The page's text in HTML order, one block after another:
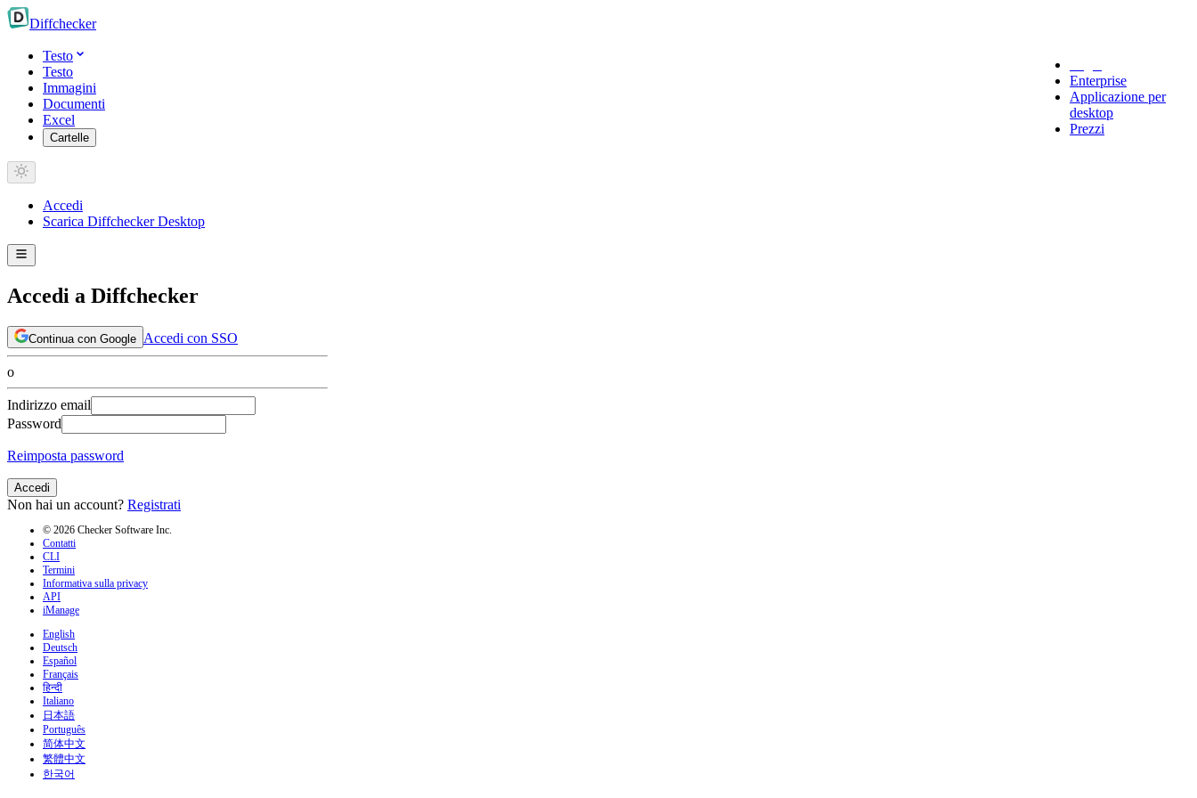
Diffchecker
Testo
Testo
Immagini
Documenti
Excel
Cartelle
Enterprise
Applicazione per
desktop
Prezzi
Accedi
Scarica Diffchecker Desktop
Accedi a Diffchecker
Continua con Google Accedi con SSO
o
Indirizzo email
Password
Reimposta password
Accedi
Non hai un account? Registrati
© 2026 Checker Software Inc.
Contatti
CLI
Termini
Informativa sulla privacy
API
iManage
English
Deutsch
Español
Français
हिन्दी
Italiano
日本語
Português
简体中文
繁體中文
한국어